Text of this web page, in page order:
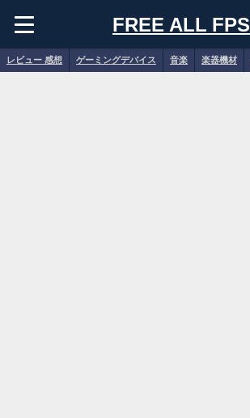
FREE ALL FPS
レビュー 感想 ゲーミングデバイス 音楽 楽器機材